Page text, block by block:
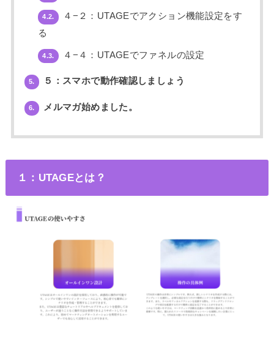
4.2.
４−２：UTAGEでアクション機能設定をす
る
4.3. ４−４：UTAGEでファネルの設定
5. ５：スマホで動作確認しましょう
6. メルマガ始めました。
１：UTAGEとは？